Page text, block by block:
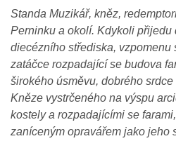
Standa Muzikář, kněz,
Perninku a okolí. Kdykoli přijedu
diecézního střediska, vzpomenu
zatáčce rozpadající se budova
širokého úsměvu, dobrého
Kněze vystrčeného na výspu
kostely a rozpadajícími se
zaníceným opravářem jako jeho